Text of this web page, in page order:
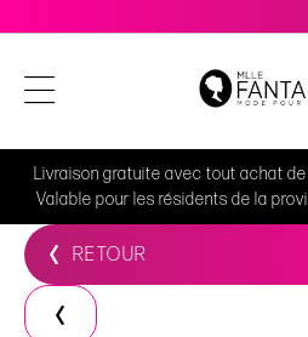
Livraison gratuite avec tout achat
Valable pour les résidents de la
RETOUR